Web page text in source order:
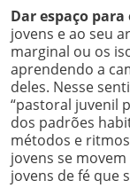
Dar espaço para
jovens e ao seu
marginal ou os
aprendendo a
deles. Nesse
“pastoral juvenil
dos padrões
métodos e
jovens se
jovens de fé que